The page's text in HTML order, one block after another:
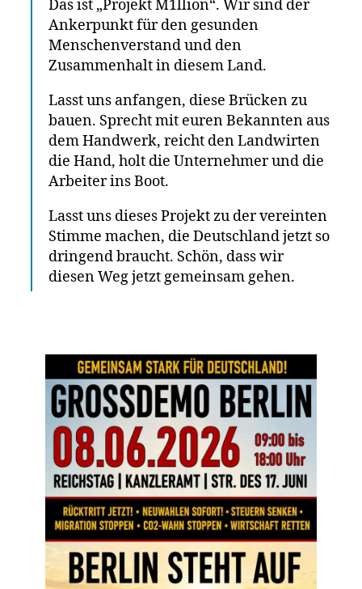
Das ist „Projekt M1llion“. Wir sind der
Ankerpunkt für den gesunden
Menschenverstand und den
Zusammenhalt in diesem Land.
Lasst uns anfangen, diese Brücken zu
bauen. Sprecht mit euren Bekannten aus
dem Handwerk, reicht den Landwirten
die Hand, holt die Unternehmer und die
Arbeiter ins Boot.
Lasst uns dieses Projekt zu der vereinten
Stimme machen, die Deutschland jetzt so
dringend braucht. Schön, dass wir
diesen Weg jetzt gemeinsam gehen.